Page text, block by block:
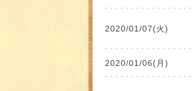
2020/01/07(火)
2020/01/06(月)